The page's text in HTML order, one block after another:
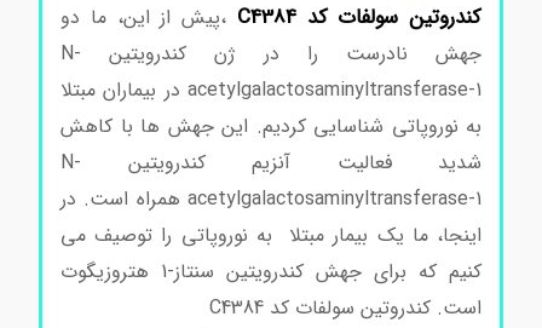
کندروتین سولفات کد C4384
،پیش از این، ما دو
acetylgalactosaminyltransferase-1 در بیماران مبتلا
به نوروپاتی شناسایی کردیم. این جهش ها با کاهش
acetylgalactosaminyltransferase-1 همراه است. در
اینجا، ما یک بیمار مبتلا به نوروپاتی را توصیف می
کنیم که برای جهش کندرویتین سنتاز-1 هتروزیگوت
است. کندروتین سولفات کد C4384